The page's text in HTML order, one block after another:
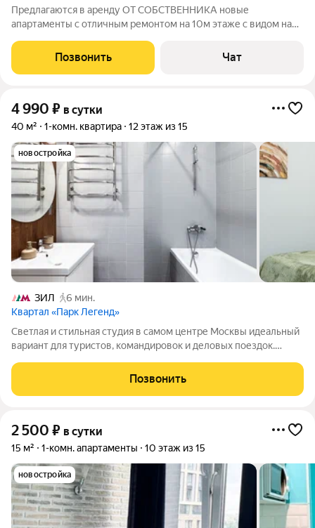
Предлагаются в аренду ОТ СОБСТВЕННИКА новые
апартаменты с отличным ремонтом на 10м этаже с видом на
вносится только после подтверждения брони и в течение 10
минут после заселения. Ранний заезд и
Позвонить Чат
4 990 ₽ в сутки
40 м² 1-комн. квартира 12 этаж из 15
новостройка
ЗИЛ
6 мин.
Квартал «Парк Легенд»
Светлая и стильная студия в самом центре Москвы идеальный
вариант для туристов, командировок и деловых поездок.
оборудованная кухня и всё для комфортного проживания.
Пешая доступность метро
Позвонить
2 500 ₽ в сутки
15 м² 1-комн. апартаменты 10 этаж из 15
новостройка